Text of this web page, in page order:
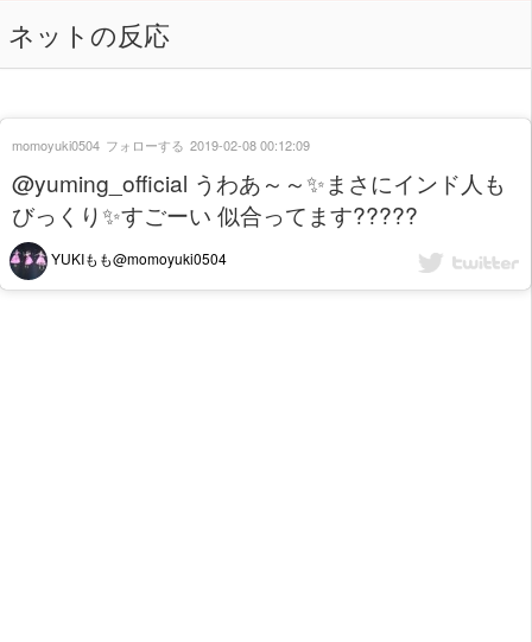
ネットの反応
@yuming_official うわあ～～✨まさにインド人も
びっくり✨すごーい 似合ってます?????
YUKIもも@momoyuki0504
momoyuki0504 フォローする 2019-02-08 00:12:09